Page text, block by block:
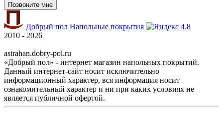
Позвоните мне
Добрый пол Напольные покрытия
4.8
2010 - 2026
astrahan.dobry-pol.ru
«Добрый пол» - интернет магазин напольных покрытий.
Данный интернет-сайт носит исключительно
информационный характер, вся информация носит
ознакомительный характер и ни при каких условиях не
является публичной офертой.